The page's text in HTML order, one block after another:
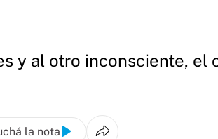
y al otro inconsciente, el
la nota